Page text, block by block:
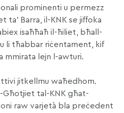
prominenti u permezz
Barra, il-KNK se jiffoka
isaħħaħ il-ħiliet, bħall-
li tħabbar riċentament, kif
mmirata lejn l-awturi.
jitkellmu waħedhom.
Għotjiet tal-KNK għat-
raw varjetà bla preċedent